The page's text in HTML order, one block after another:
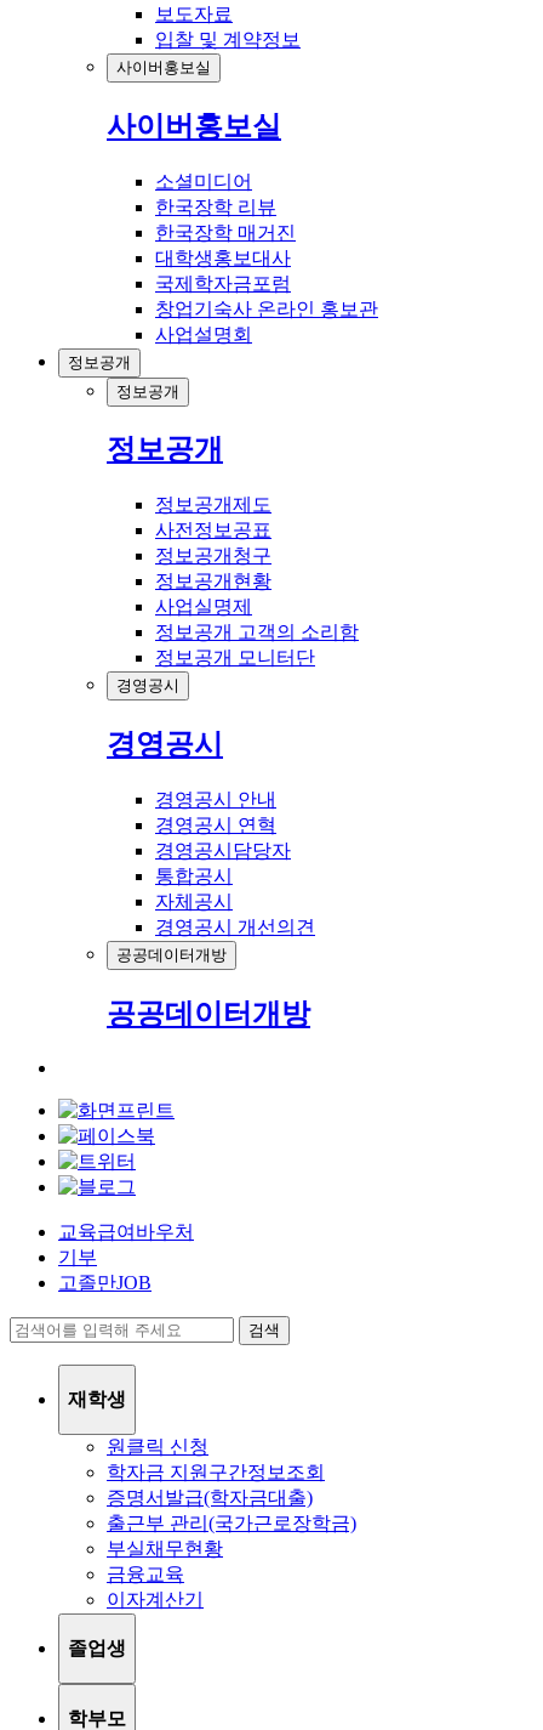
보도자료
입찰 및 계약정보
사이버홍보실
사이버홍보실
소셜미디어
한국장학 리뷰
한국장학 매거진
대학생홍보대사
국제학자금포럼
창업기숙사 온라인 홍보관
사업설명회
정보공개
정보공개
정보공개
정보공개제도
사전정보공표
정보공개청구
정보공개현황
사업실명제
정보공개 고객의 소리함
정보공개 모니터단
경영공시
경영공시
경영공시 안내
경영공시 연혁
경영공시담당자
통합공시
자체공시
경영공시 개선의견
공공데이터개방
공공데이터개방
교육급여바우처
기부
고졸만JOB
검색
재학생
원클릭 신청
학자금 지원구간정보조회
증명서발급(학자금대출)
출근부 관리(국가근로장학금)
부실채무현황
금융교육
이자계산기
졸업생
학부모